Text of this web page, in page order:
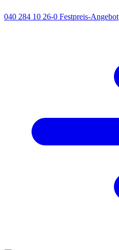
040 284 10 26-0 Festpreis-Angebot